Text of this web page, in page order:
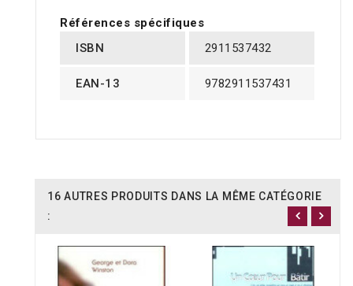
Références spécifiques
ISBN
2911537432
EAN-13 9782911537431
16 AUTRES PRODUITS DANS LA MÊME CATÉGORIE
: